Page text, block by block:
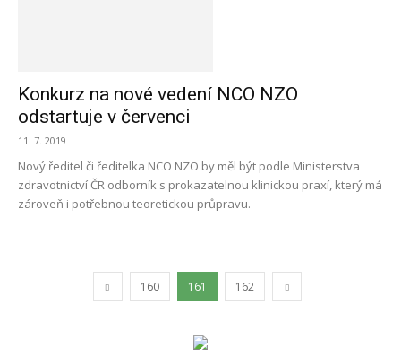
Konkurz na nové vedení NCO NZO
odstartuje v červenci
11. 7. 2019
Nový ředitel či ředitelka NCO NZO by měl být podle Ministerstva
zdravotnictví ČR odborník s prokazatelnou klinickou praxí, který má
zároveň i potřebnou teoretickou průpravu.
160 161 162